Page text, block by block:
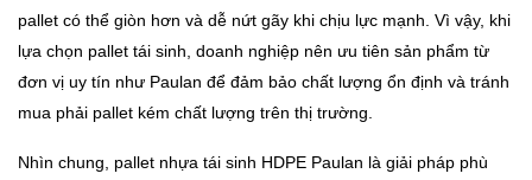
pallet có thể giòn hơn và dễ nứt gãy khi chịu lực mạnh. Vì vậy, khi
lựa chọn pallet tái sinh, doanh nghiệp nên ưu tiên sản phẩm từ
đơn vị uy tín như Paulan để đảm bảo chất lượng ổn định và tránh
mua phải pallet kém chất lượng trên thị trường.
Nhìn chung, pallet nhựa tái sinh HDPE Paulan là giải pháp phù